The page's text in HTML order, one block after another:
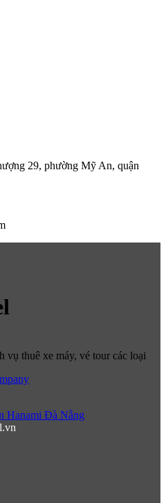
29, phường Mỹ An, quận
vụ thuê xe máy, vé tour các loại
Hanami Đà Nẵng